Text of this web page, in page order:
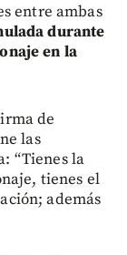
entre ambas
durante
en la
de
las
“Tienes la
tienes el
además